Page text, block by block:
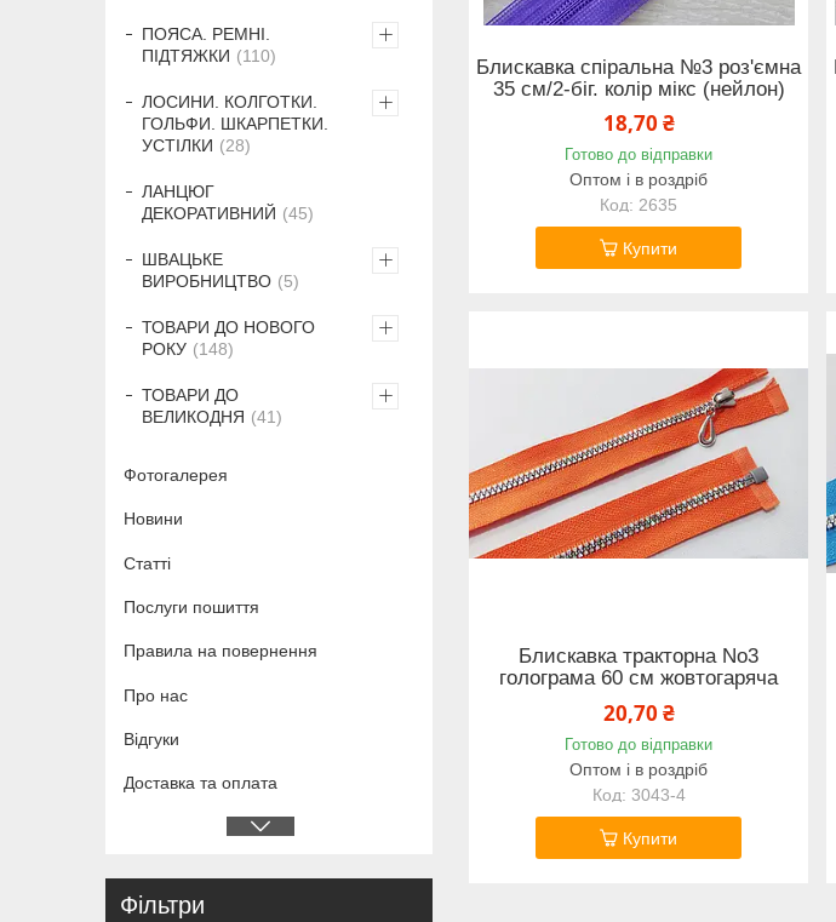
Блискавка спіральна №3 роз'ємна
35 см/2-біг. колір мікс (нейлон)
18,70 ₴
Готово до відправки
Оптом і в роздріб
2635
Купити
Блискавка тракторна No3
голограма 60 см жовтогаряча
20,70 ₴
Готово до відправки
Оптом і в роздріб
3043-4
Купити
ПОЯСА. РЕМНІ.
ПІДТЯЖКИ
110
ЛОСИНИ. КОЛГОТКИ.
ГОЛЬФИ. ШКАРПЕТКИ.
УСТІЛКИ
28
ЛАНЦЮГ
ДЕКОРАТИВНИЙ
45
ШВАЦЬКЕ
ВИРОБНИЦТВО
5
ТОВАРИ ДО НОВОГО
РОКУ
148
ТОВАРИ ДО
ВЕЛИКОДНЯ
41
Фотогалерея
Новини
Статті
Послуги пошиття
Правила на повернення
Про нас
Відгуки
Доставка та оплата
Фільтри